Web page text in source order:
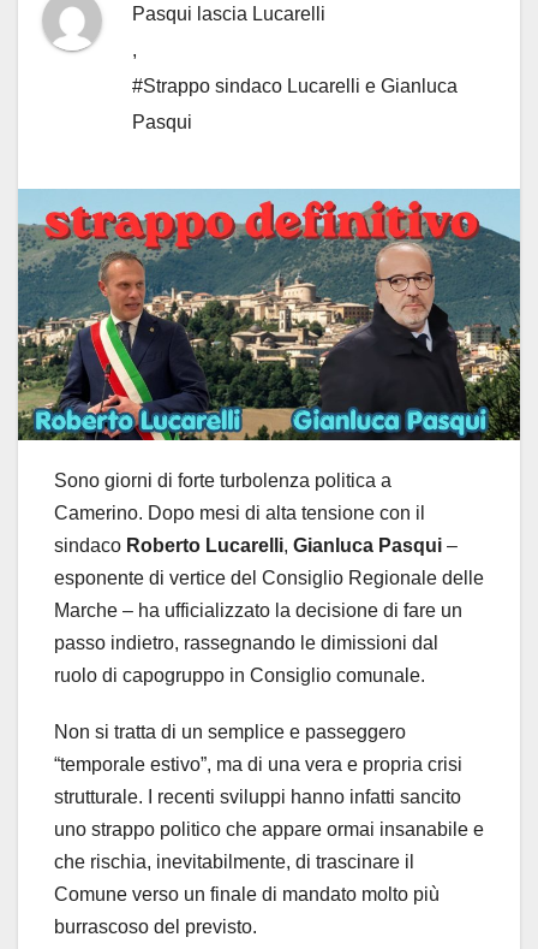
Pasqui lascia Lucarelli
,
#Strappo sindaco Lucarelli e Gianluca
Pasqui
Sono giorni di forte turbolenza politica a
Camerino. Dopo mesi di alta tensione con il
sindaco Roberto Lucarelli, Gianluca Pasqui –
esponente di vertice del Consiglio Regionale delle
Marche – ha ufficializzato la decisione di fare un
passo indietro, rassegnando le dimissioni dal
ruolo di capogruppo in Consiglio comunale.
Non si tratta di un semplice e passeggero
“temporale estivo”, ma di una vera e propria crisi
strutturale. I recenti sviluppi hanno infatti sancito
uno strappo politico che appare ormai insanabile e
che rischia, inevitabilmente, di trascinare il
Comune verso un finale di mandato molto più
burrascoso del previsto.